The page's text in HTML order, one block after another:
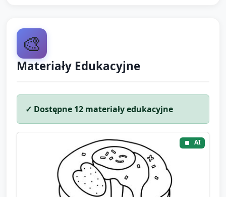
🎨
Materiały Edukacyjne
✓ Dostępne 12 materiały edukacyjne
AI